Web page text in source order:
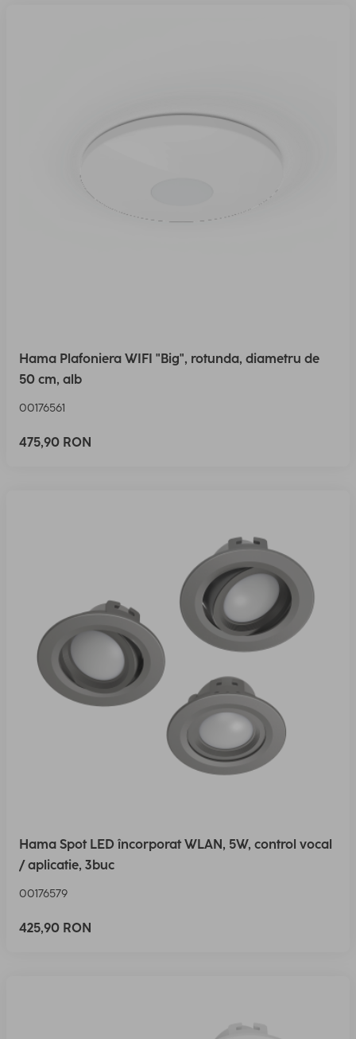
Hama Plafoniera WIFI "Big", rotunda, diametru de
50 cm, alb
00176561
475,90 RON
Hama Spot LED încorporat WLAN, 5W, control vocal
/ aplicatie, 3buc
00176579
425,90 RON